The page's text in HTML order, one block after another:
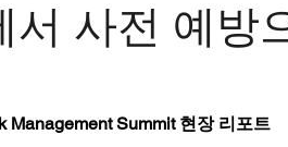
서 사전 예방
Management Summit 현장 리포트